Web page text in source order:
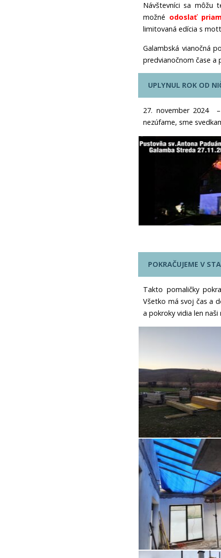
Návštevníci sa môžu
možné odoslať
limitovaná edícia s
Galambská vianočná
predvianočnom čase a
UPLYNUL ROK OD
27. november 2024
nezúfame, sme
POKRAČUJEME V
Takto pomaličky
Všetko má svoj čas a
a pokroky vidia len